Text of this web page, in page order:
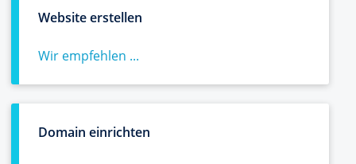
Website erstellen
Wir empfehlen ...
Domain einrichten